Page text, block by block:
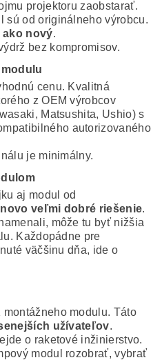
projektoru zaobstarať.
sú od originálneho výrobcu.
ako nový.
bez kompromisov.
cenu. Kvalitná
z OEM výrobcov
Matsushita, Ushio) s
autorizovaného
je minimálny.
aj modul od
veľmi dobré riešenie.
môže tu byť nižšia
Každopádne pre
väčšinu dňa, ide o
montážneho modulu. Táto
užívateľov.
o raketové inžinierstvo.
modul rozobrať, vybrať